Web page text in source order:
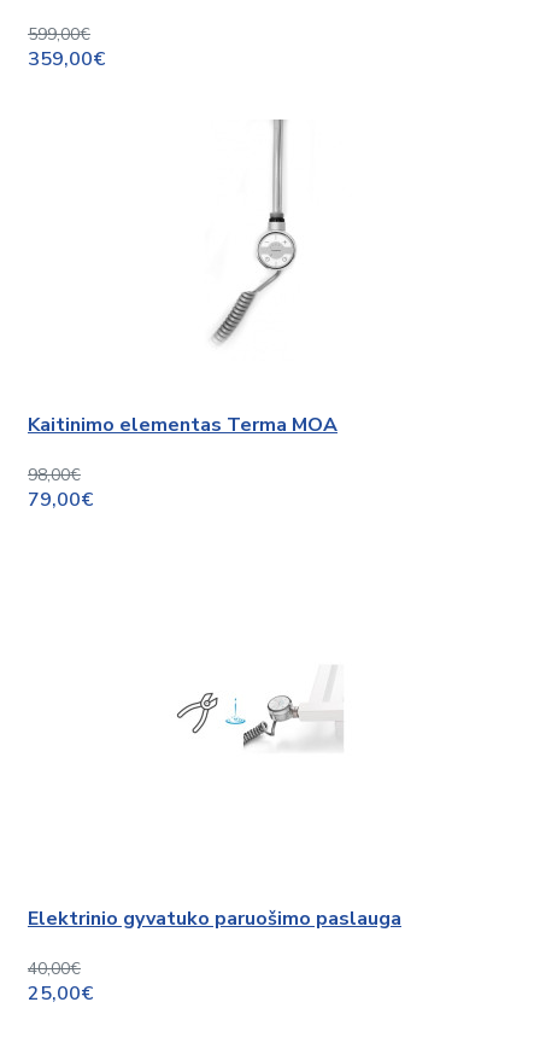
599,00€
359,00€
Kaitinimo elementas Terma MOA
98,00€
79,00€
Elektrinio gyvatuko paruošimo paslauga
40,00€
25,00€